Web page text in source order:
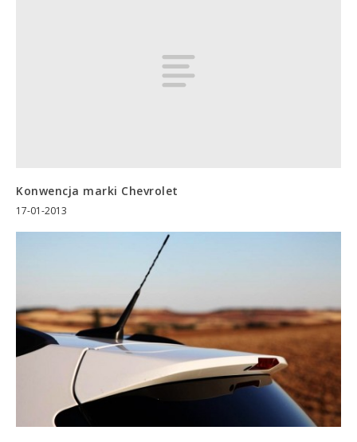
Konwencja marki Chevrolet
17-01-2013